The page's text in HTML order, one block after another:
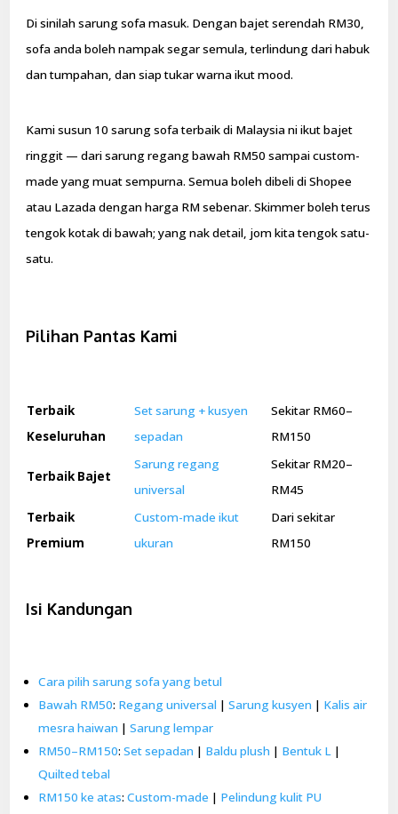
Di sinilah sarung sofa masuk. Dengan bajet serendah RM30,
sofa anda boleh nampak segar semula, terlindung dari habuk
dan tumpahan, dan siap tukar warna ikut mood.
Kami susun 10 sarung sofa terbaik di Malaysia ni ikut bajet
ringgit — dari sarung regang bawah RM50 sampai custom-
made yang muat sempurna. Semua boleh dibeli di Shopee
atau Lazada dengan harga RM sebenar. Skimmer boleh terus
tengok kotak di bawah; yang nak detail, jom kita tengok satu-
satu.
Pilihan Pantas Kami
Terbaik
Keseluruhan
Set sarung + kusyen
sepadan
Sekitar RM60–
RM150
Terbaik Bajet
Sarung regang
universal
Sekitar RM20–
RM45
Terbaik
Premium
Custom-made ikut
ukuran
Dari sekitar
RM150
Isi Kandungan
Cara pilih sarung sofa yang betul
Bawah RM50: Regang universal | Sarung kusyen | Kalis air
mesra haiwan | Sarung lempar
RM50–RM150: Set sepadan | Baldu plush | Bentuk L |
Quilted tebal
RM150 ke atas: Custom-made | Pelindung kulit PU